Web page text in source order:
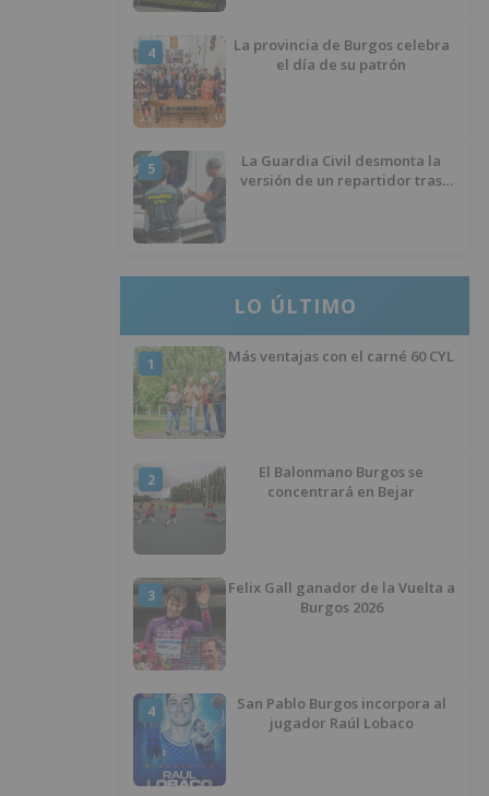
4
La provincia de Burgos celebra
el día de su patrón
5
La Guardia Civil desmonta la
versión de un repartidor tras
LO ÚLTIMO
1 Más ventajas con el carné 60 CYL
2
El Balonmano Burgos se
concentrará en Bejar
3
Felix Gall ganador de la Vuelta a
Burgos 2026
4
San Pablo Burgos incorpora al
jugador Raúl Lobaco